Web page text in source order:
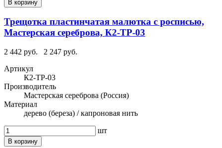
В корзину
Трещотка пластинчатая малютка с росписью,
Мастерская сереброва, К2-ТР-03
2 442 руб.
2 247 руб.
Артикул
К2-ТР-03
Производитель
Мастерская сереброва (Россия)
Материал
дерево (береза) / капроновая нить
шт
В корзину